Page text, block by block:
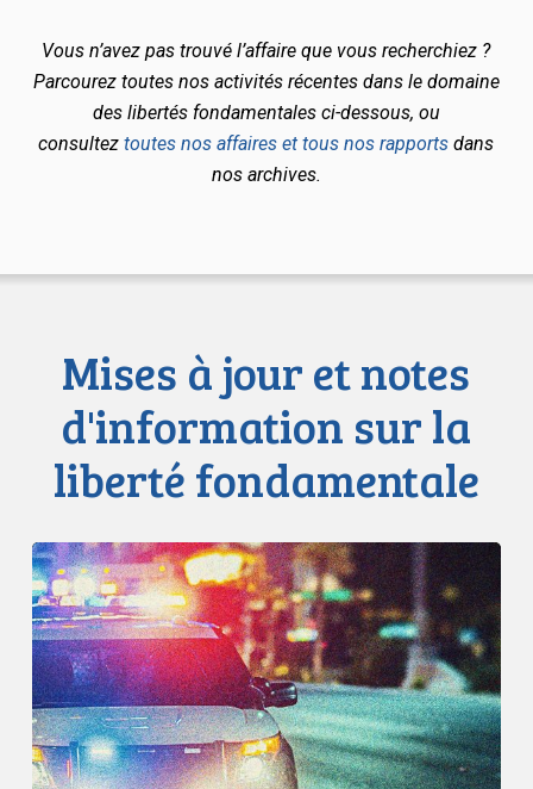
Vous n’avez pas trouvé l’affaire que vous recherchiez ?
Parcourez toutes nos activités récentes dans le domaine
des libertés fondamentales ci-dessous, ou
consulteztoutes nos affaires et tous nos rapports dans
nos archives.
Mises à jour et notes
d'information sur la
liberté fondamentale
Appels
en
faveur
d’une
commission
d’enquête
publique
sur